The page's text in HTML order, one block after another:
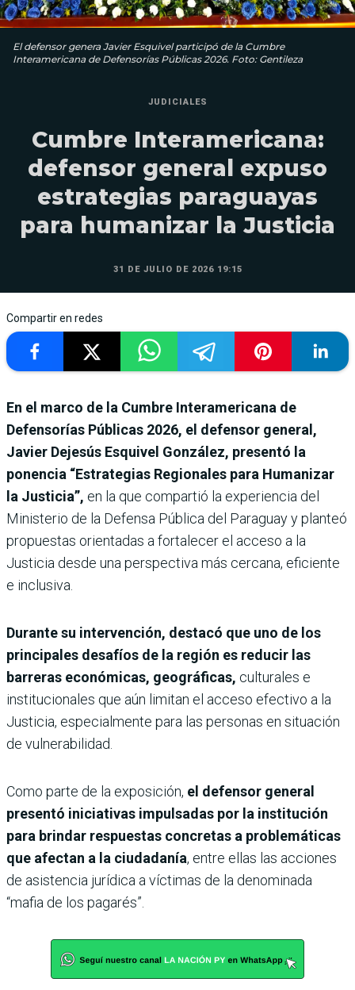
El defensor genera Javier Esquivel participó de la Cumbre
Interamericana de Defensorías Públicas 2026. Foto: Gentileza
JUDICIALES
Cumbre Interamericana:
defensor general expuso
estrategias paraguayas
para humanizar la Justicia
31 DE JULIO DE 2026 19:15
Compartir en redes
En el marco de la Cumbre Interamericana de
Defensorías Públicas 2026, el defensor general,
Javier Dejesús Esquivel González, presentó la
ponencia “Estrategias Regionales para Humanizar
la Justicia”, en la que compartió la experiencia del
Ministerio de la Defensa Pública del Paraguay y planteó
propuestas orientadas a fortalecer el acceso a la
Justicia desde una perspectiva más cercana, eficiente
e inclusiva.
Durante su intervención, destacó que uno de los
principales desafíos de la región es reducir las
barreras económicas, geográficas, culturales e
institucionales que aún limitan el acceso efectivo a la
Justicia, especialmente para las personas en situación
de vulnerabilidad.
Como parte de la exposición, el defensor general
presentó iniciativas impulsadas por la institución
para brindar respuestas concretas a problemáticas
que afectan a la ciudadanía, entre ellas las acciones
de asistencia jurídica a víctimas de la denominada
“mafia de los pagarés”.